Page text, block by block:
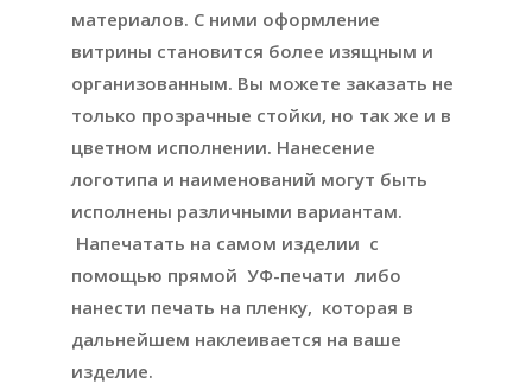
материалов. С ними оформление
витрины становится более изящным и
организованным. Вы можете заказать не
только прозрачные стойки, но так же и в
цветном исполнении. Нанесение
логотипа и наименований могут быть
исполнены различными вариантам.
Напечатать на самом изделии с
помощью прямой УФ-печати либо
нанести печать на пленку, которая в
дальнейшем наклеивается на ваше
изделие.